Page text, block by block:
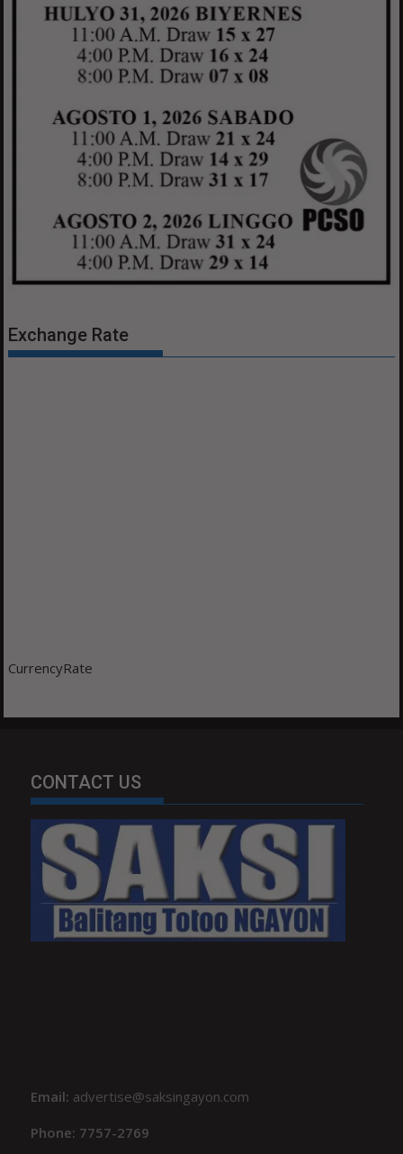
Exchange Rate
CurrencyRate
CONTACT US
Email: advertise@saksingayon.com
Phone: 7757-2769